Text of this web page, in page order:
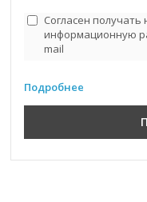
Согласен получать
информационную
mail
Подробнее